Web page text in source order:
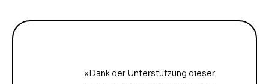
«Dank der Unterstützung dieser